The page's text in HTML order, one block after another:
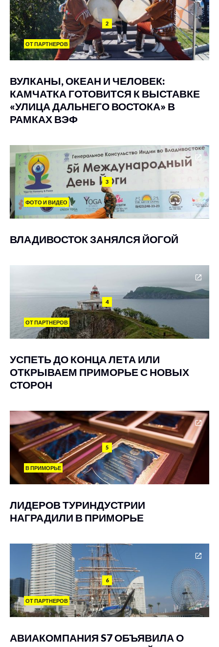
2
ОТ ПАРТНЕРОВ
ВУЛКАНЫ, ОКЕАН И ЧЕЛОВЕК:
КАМЧАТКА ГОТОВИТСЯ К ВЫСТАВКЕ
«УЛИЦА ДАЛЬНЕГО ВОСТОКА» В
РАМКАХ ВЭФ
3
ФОТО И ВИДЕО
ВЛАДИВОСТОК ЗАНЯЛСЯ ЙОГОЙ
4
ОТ ПАРТНЕРОВ
УСПЕТЬ ДО КОНЦА ЛЕТА ИЛИ
ОТКРЫВАЕМ ПРИМОРЬЕ С НОВЫХ
СТОРОН
5
В ПРИМОРЬЕ
ЛИДЕРОВ ТУРИНДУСТРИИ
НАГРАДИЛИ В ПРИМОРЬЕ
6
ОТ ПАРТНЕРОВ
АВИАКОМПАНИЯ S7 ОБЪЯВИЛА О